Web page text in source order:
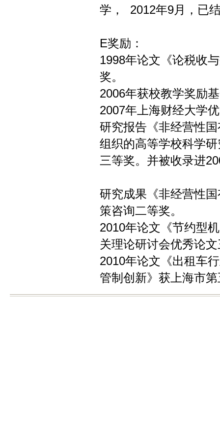
学， 2012年9月，已
E奖励：
1998年论文《论税收
奖。
2006年获校教学奖励
2007年上海财经大学
研究报告《非经营性
组织的高等学校科学
三等奖。并被收录进
研究成果《非经营性
策咨询二等奖。
2010年论文《节约型
关理论研讨会优秀论
2010年论文《出租车
管制创新》获上海市